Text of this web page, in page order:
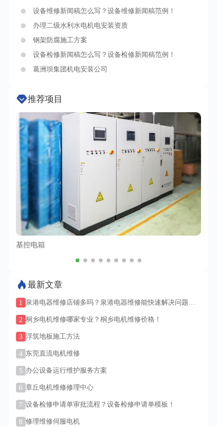
设备维修新闻稿怎么写？设备维修新闻稿范例！
办理二级水利水电机电安装资质
钢架防腐施工方案
设备检修新闻稿怎么写？设备检修新闻稿范例！
葛洲坝集团机电安装公司
推荐项目
基控电箱
最新文章
1 泉港电器维修店铺多吗？泉港电器维修能快速解决问题
2 桐乡电机维修哪家专业？桐乡电机维修价格！
3 浮筑地板施工方法
4 东莞直流电机维修
5 办公设备运行维护服务方案
6 章丘电机维修修理中心
7 设备检修申请单审批流程？设备检修申请单模板！
8 修理维修伺服电机